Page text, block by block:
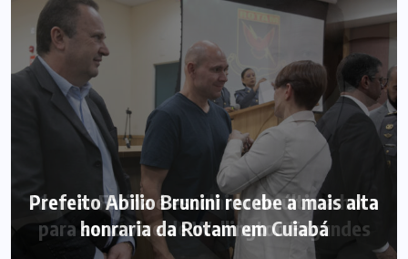
Prefeito Abilio Brunini recebe a mais alta
honraria da Rotam em Cuiabá